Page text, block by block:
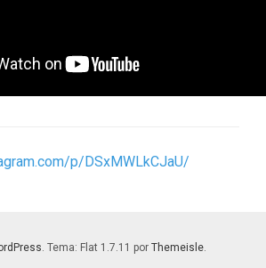
p/DSxMWLkCJaU/
. Tema: Flat 1.7.11 por Themeisle.